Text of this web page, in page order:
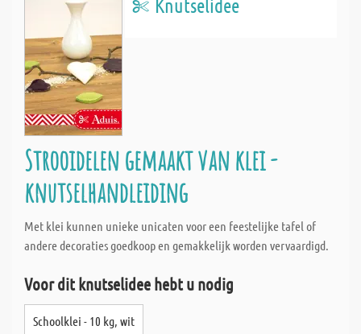
Knutselidee
Strooidelen gemaakt van klei -
knutselhandleiding
Met klei kunnen unieke unicaten voor een feestelijke tafel of
andere decoraties goedkoop en gemakkelijk worden vervaardigd.
Voor dit knutselidee hebt u nodig
Schoolklei - 10 kg, wit